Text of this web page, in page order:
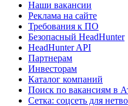
Наши вакансии
Реклама на сайте
Требования к ПО
Безопасный HeadHunter
HeadHunter API
Партнерам
Инвесторам
Каталог компаний
Поиск по вакансиям в
Сетка: соцсеть для